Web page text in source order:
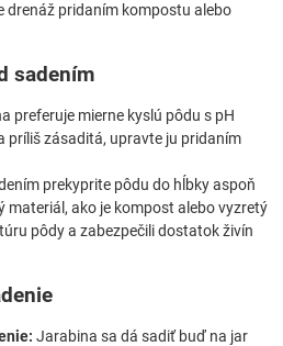
drenáž pridaním kompostu alebo
sadením
preferuje mierne kyslú pôdu s pH
príliš zásaditá, upravte ju pridaním
prekyprite pôdu do hĺbky aspoň
materiál, ako je kompost alebo vyzretý
pôdy a zabezpečili dostatok živín
Jarabina sa dá sadiť buď na jar